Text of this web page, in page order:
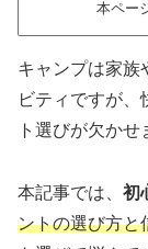
本ペー
キャンプは家族
ビティですが
ト選びが欠かせ
本記事では、 初
ントの選び方と